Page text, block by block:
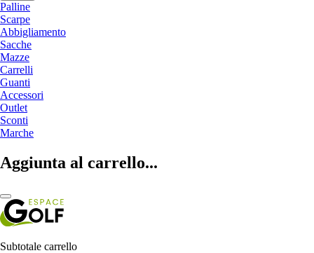
Palline
Scarpe
Abbigliamento
Sacche
Mazze
Carrelli
Guanti
Accessori
Outlet
Sconti
Marche
Aggiunta al carrello...
Subtotale carrello